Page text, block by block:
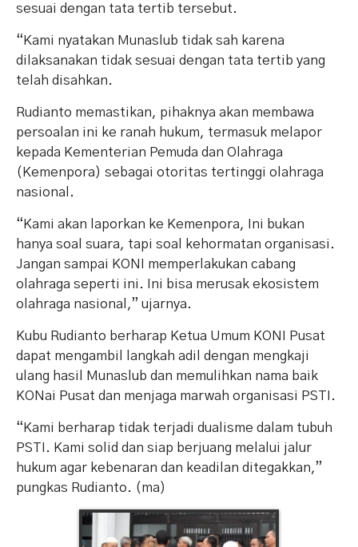
sesuai dengan tata tertib tersebut.
“Kami nyatakan Munaslub tidak sah karena
dilaksanakan tidak sesuai dengan tata tertib yang
telah disahkan.
Rudianto memastikan, pihaknya akan membawa
persoalan ini ke ranah hukum, termasuk melapor
kepada Kementerian Pemuda dan Olahraga
(Kemenpora) sebagai otoritas tertinggi olahraga
nasional.
“Kami akan laporkan ke Kemenpora, Ini bukan
hanya soal suara, tapi soal kehormatan organisasi.
Jangan sampai KONI memperlakukan cabang
olahraga seperti ini. Ini bisa merusak ekosistem
olahraga nasional,” ujarnya.
Kubu Rudianto berharap Ketua Umum KONI Pusat
dapat mengambil langkah adil dengan mengkaji
ulang hasil Munaslub dan memulihkan nama baik
KONai Pusat dan menjaga marwah organisasi PSTI.
“Kami berharap tidak terjadi dualisme dalam tubuh
PSTI. Kami solid dan siap berjuang melalui jalur
hukum agar kebenaran dan keadilan ditegakkan,”
pungkas Rudianto. (ma)